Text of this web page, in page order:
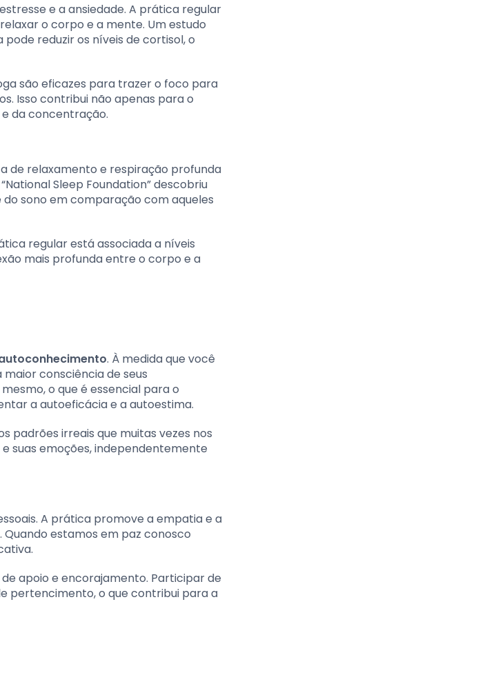
e a ansiedade. A prática regular
o corpo e a mente. Um estudo
pode reduzir os níveis de cortisol, o
são eficazes para trazer o foco para
Isso contribui não apenas para o
da concentração.
de relaxamento e respiração profunda
Sleep Foundation” descobriu
sono em comparação com aqueles
regular está associada a níveis
mais profunda entre o corpo e a
. À medida que você
consciência de seus
o que é essencial para o
a autoeficácia e a autoestima.
padrões irreais que muitas vezes nos
suas emoções, independentemente
A prática promove a empatia e a
estamos em paz conosco
apoio e encorajamento. Participar de
pertencimento, o que contribui para a